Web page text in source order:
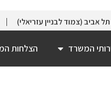
המשרד הצלחות